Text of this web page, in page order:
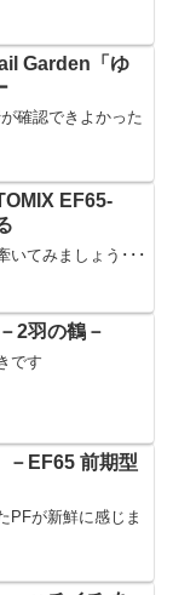
Garden「ゆ
確認できよかった
EF65‐
いてみましょう･･･
羽の鶴－
です
EF65 前期型
PFが新鮮に感じま